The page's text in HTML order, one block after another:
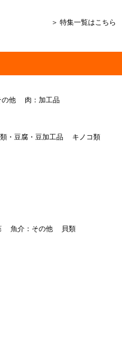
＞ 特集一覧はこちら
の他 肉：加工品
・豆腐・豆加工品
キノコ類
魚介：その他 貝類